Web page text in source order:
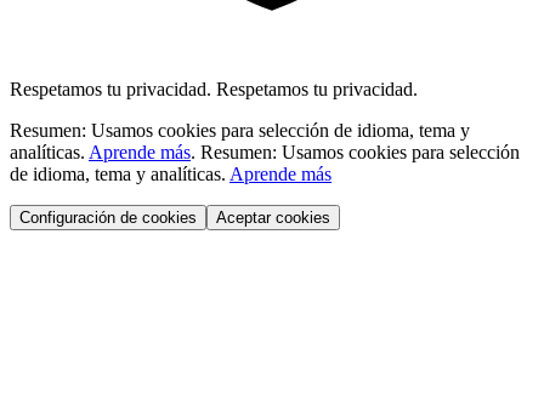
Respetamos tu privacidad. Respetamos tu privacidad.
Resumen: Usamos cookies para selección de idioma, tema y
analíticas. Aprende más. Resumen: Usamos cookies para selección
de idioma, tema y analíticas. Aprende más
Configuración de cookies Aceptar cookies